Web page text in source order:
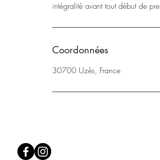
Coordonnées
30700 Uzès, France